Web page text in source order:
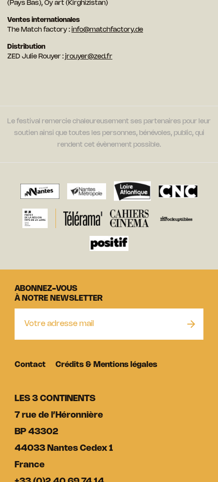
(Pays Bas), Oy art (Kirghizistan)
Ventes internationales
The Match factory :
info@matchfactory.de
Distribution
ZED Julie Rouyer :
jrouyer@zed.fr
Le festival remercie chaleureusement ses partenaires pour leur
soutien ainsi que toutes les personnes, bénévoles, public, qui
rendent cet évènement possible.
LES 3 CONTINENTS
7 rue de l’Héronnière
BP 43302
44033 Nantes Cedex 1
France
ABONNEZ-VOUS
À NOTRE NEWSLETTER
Contact Crédits & Mentions légales